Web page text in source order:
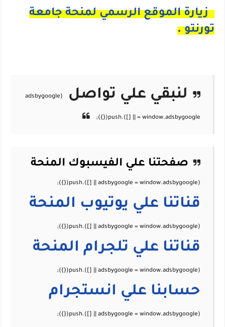
زيارة الموقع الرسمي لمنحة جامعة
تورنتو.
لنبقي علي تواصل
صفحتنا علي الفيسبوك المنحة
قناتنا علي يوتيوب المنحة
قناتنا علي تلجرام المنحة
حسابنا علي انستجرام